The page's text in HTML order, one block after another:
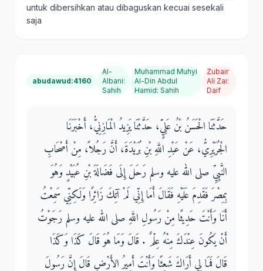
untuk dibersihkan atau dibaguskan kecuai sesekali
saja
abudawud:4160
Al-
Albani:
Sahih
Muhammad Muhyi
Al-Din Abdul
Hamid: Sahih
Zubair
Ali Zai:
Daif
حَدَّثَنَا الْحَسَنُ بْنُ عَلِيٍّ، حَدَّثَنَا يَزِيدُ الْمَازِنِيُّ، أَخْبَرَنَا
الْجُرَيْرِيُّ، عَنْ عَبْدِ اللَّهِ بْنِ بُرَيْدَةَ، أَنَّ رَجُلاً، مِنْ أَصْحَابِ
النَّبِيِّ صلى الله عليه وسلم رَحَلَ إِلَى فَضَالَةَ بْنِ عُبَيْدٍ وَهُوَ
بِمِصْرَ فَقَدِمَ عَلَيْهِ فَقَالَ أَمَا إِنِّي لَمْ آتِكَ زَائِرًا وَلَكِنِّي سَمِعْتُ
أَنَا وَأَنْتَ حَدِيثًا مِنْ رَسُولِ اللَّهِ صلى الله عليه وسلم رَجَوْتُ
أَنْ يَكُونَ عِنْدَكَ مِنْهُ عِلْمٌ ‏.‏ قَالَ وَمَا هُوَ قَالَ كَذَا وَكَذَا
قَالَ فَمَا لِي أَرَاكَ شَعِثًا وَأَنْتَ أَمِيرُ الأَرْضِ قَالَ إِنَّ رَسُولَ